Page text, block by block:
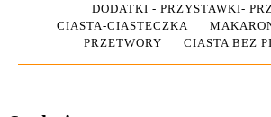
DODATKI - PRZYSTAWKI-
CIASTA-CIASTECZKA
PRZETWORY
CIASTA BEZ